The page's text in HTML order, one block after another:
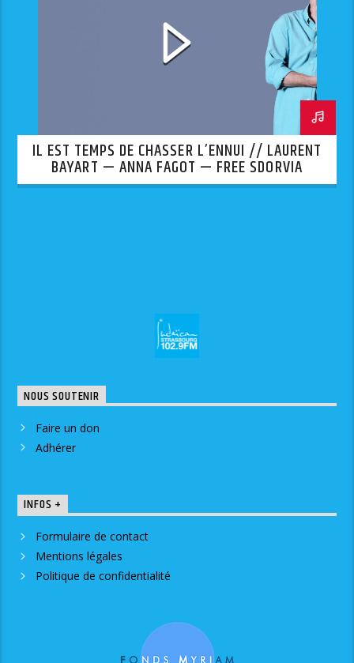
IL EST TEMPS DE CHASSER L’ENNUI // LAURENT
BAYART — ANNA FAGOT — FREE SDORVIA
NOUS SOUTENIR
Faire un don
Adhérer
INFOS +
Formulaire de contact
Mentions légales
Politique de confidentialité